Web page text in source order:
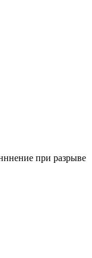
при разрыве